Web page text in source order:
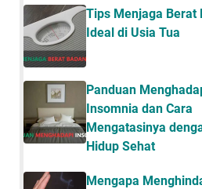
Tips Menjaga Berat
Ideal di Usia Tua
Panduan
Insomnia dan Cara
Mengatasinya
Hidup Sehat
Mengapa